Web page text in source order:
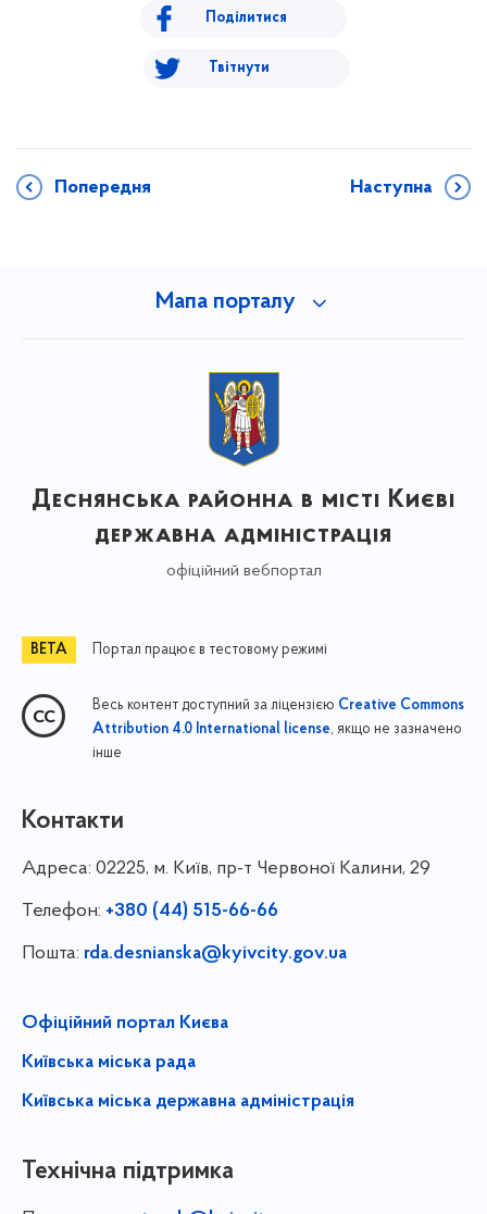
Поділитися
Твітнути
Попередня Наступна
Мапа порталу
Деснянська районна в місті Києві
державна адміністрація
офіційний вебпортал
Портал працює в тестовому режимі
Весь контент доступний за ліцензією Creative Commons
Attribution 4.0 International license, якщо не зазначено
інше
Контакти
Адреса: 02225, м. Київ, пр-т Червоної Калини, 29
Телефон: +380 (44) 515-66-66
Пошта: rda.desnianska@kyivcity.gov.ua
Офіційний портал Києва
Київська міська рада
Київська міська державна адміністрація
Технічна підтримка